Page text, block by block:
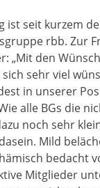
ist seit kurzem
rbb. Zur
„Mit den
sich sehr viel
in unserer
alle BGs die
noch sehr
Mild
bedacht
Mitglieder